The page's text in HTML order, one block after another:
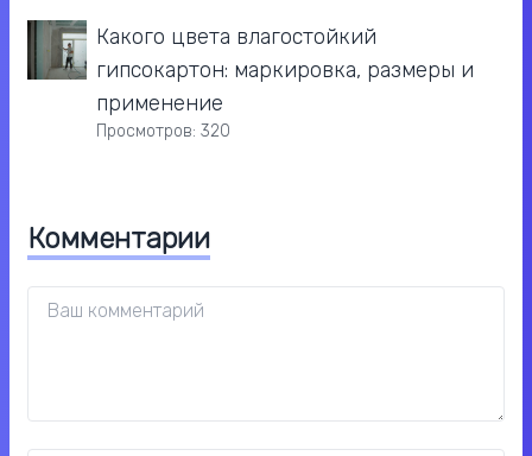
Какого цвета влагостойкий
гипсокартон: маркировка, размеры и
применение
Просмотров: 320
Комментарии